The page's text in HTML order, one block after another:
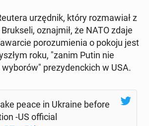
urzęd­nik, który roz­ma­wiał z
oznaj­mił, że NATO zdaje
po­ro­zu­mie­nia o pokoju jest
roku, "zanim Putin nie
pre­zy­denc­kich w USA.
peace in Ukraine before
-US of­fi­cial